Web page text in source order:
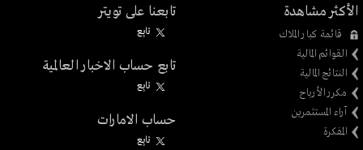
الأكثر مشاهدة
قائمة كبار الملاك
القوائم المالية
النتائج المالية
مكرر الأرباح
آراء المستثمرين
المفكرة
تابعنا على تويتر
تابِع
تابع حساب الاخبار العالمية
تابِع
حساب الامارات
تابِع